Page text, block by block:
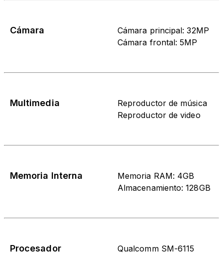
Cámara
Cámara principal: 32MP
Cámara frontal: 5MP
Multimedia
Reproductor de música
Reproductor de video
Memoria Interna
Memoria RAM: 4GB
Almacenamiento: 128GB
Procesador
Qualcomm SM-6115